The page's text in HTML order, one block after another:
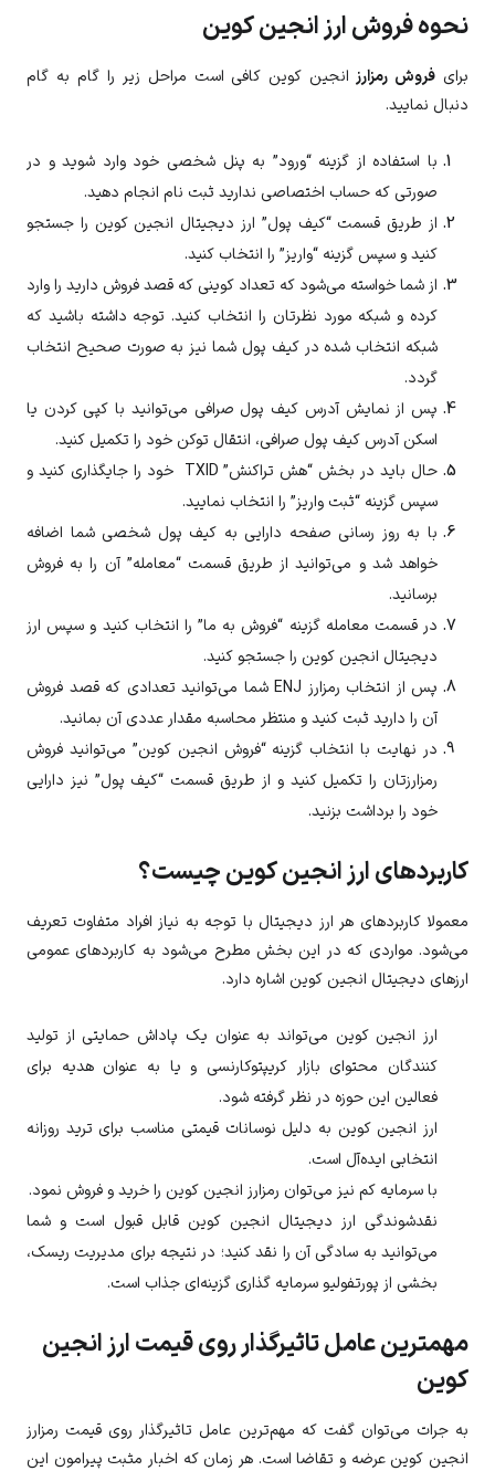
نحوه فروش ارز انجین کوین
برای فروش رمزارز انجین کوین کافی است مراحل زیر را گام به گام
دنبال نمایید.
با استفاده از گزینه “ورود” به پنل شخصی خود وارد شوید و در
صورتی که حساب اختصاصی ندارید ثبت نام انجام دهید.
از طریق قسمت “کیف پول” ارز دیجیتال انجین کوین را جستجو
کنید و سپس گزینه “واریز” را انتخاب کنید.
از شما خواسته می‌شود که تعداد کوینی که قصد فروش دارید را وارد
کرده و شبکه مورد نظرتان را انتخاب کنید. توجه داشته باشید که
شبکه انتخاب شده در کیف پول شما نیز به صورت صحیح انتخاب
گردد.
پس از نمایش آدرس کیف پول صرافی می‌توانید با کپی کردن یا
اسکن آدرس کیف پول صرافی، انتقال توکن خود را تکمیل کنید.
حال باید در بخش “هش تراکنش” TXID خود را جایگذاری کنید و
سپس گزینه “ثبت واریز” را انتخاب نمایید.
با به روز رسانی صفحه دارایی به کیف پول شخصی شما اضافه
خواهد شد و می‌توانید از طریق قسمت “معامله” آن را به فروش
برسانید.
در قسمت معامله گزینه “فروش به ما” را انتخاب کنید و سپس ارز
دیجیتال انجین کوین را جستجو کنید.
پس از انتخاب رمزارز ENJ شما می‌توانید تعدادی که قصد فروش
آن را دارید ثبت کنید و منتظر محاسبه مقدار عددی آن بمانید.
در نهایت با انتخاب گزینه “فروش انجین کوین” می‌توانید فروش
رمزارزتان را تکمیل کنید و از طریق قسمت “کیف پول” نیز دارایی
خود را برداشت بزنید.
کاربردهای ارز انجین کوین چیست؟
معمولا کاربردهای هر ارز دیجیتال با توجه به نیاز افراد متفاوت تعریف
می‌شود. مواردی که در این بخش مطرح می‌شود به کاربردهای عمومی
ارزهای دیجیتال انجین کوین اشاره دارد.
ارز انجین کوین می‌تواند به عنوان یک پاداش حمایتی از تولید
کنندگان محتوای بازار کریپتوکارنسی و یا به عنوان هدیه برای
فعالین این حوزه در نظر گرفته شود.
ارز انجین کوین به دلیل نوسانات قیمتی مناسب برای ترید روزانه
انتخابی ایده‌آل است.
با سرمایه کم نیز می‌توان رمزارز انجین کوین را خرید و فروش نمود.
نقدشوندگی ارز دیجیتال انجین کوین قابل قبول است و شما
می‌توانید به سادگی آن را نقد کنید؛ در نتیجه برای مدیریت ریسک،
بخشی از پورتفولیو سرمایه گذاری گزینه‌ای جذاب است.
مهمترین عامل تاثیرگذار روی قیمت ارز انجین
کوین
به جرات می‌توان گفت که مهم‌ترین عامل تاثیرگذار روی قیمت رمزارز
انجین کوین عرضه و تقاضا است. هر زمان که اخبار مثبت پیرامون این